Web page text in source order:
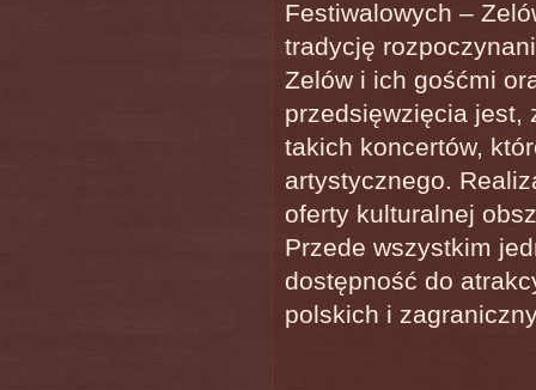
Festiwalowych –
tradycję
Zelów i ich gośćmi
przedsięwzięcia jest,
takich koncertów,
artystycznego.
oferty kulturalnej
Przede wszystkim
dostępność do
polskich i